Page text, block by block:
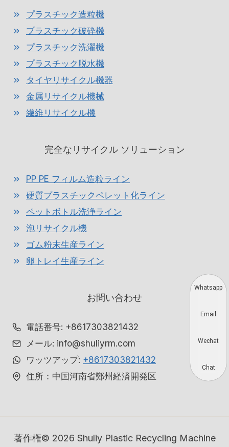
プラスチック造粒機
プラスチック破砕機
プラスチック洗濯機
プラスチック脱水機
タイヤリサイクル機器
金属リサイクル機械
繊維リサイクル機
完全なリサイクル ソリューション
PP PE フィルム造粒ライン
硬質プラスチックペレット化ライン
ペットボトル洗浄ライン
泡リサイクル機
ゴム粉末生産ライン
卵トレイ生産ライン
お問い合わせ
電話番号: +8617303821432
メール: info@shuliyrm.com
ワッツアップ: +8617303821432
住所：中国河南省鄭州経済開発区
著作権© 2026 Shuliy Plastic Recycling Machine
Whatsapp
Email
Wechat
Chat